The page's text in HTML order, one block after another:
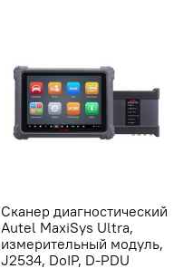
Сканер диагностический
Autel MaxiSys Ultra,
измерительный модуль,
J2534, DoIP, D-PDU